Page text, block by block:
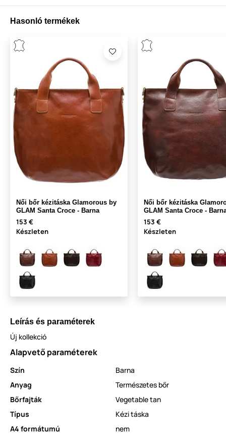
Hasonló termékek
Női bőr kézitáska Glamorous by
GLAM Santa Croce - Barna
153 €
Készleten
Női bőr kézitáska
GLAM Santa Croce -
153 €
Készleten
Leírás és paraméterek
Új kollekció
Alapvető paraméterek
Szín
Barna
Anyag
Természetes bőr
Bőrfajták
Vegetable tan
Típus
Kézi táska
A4 formátumú
nem